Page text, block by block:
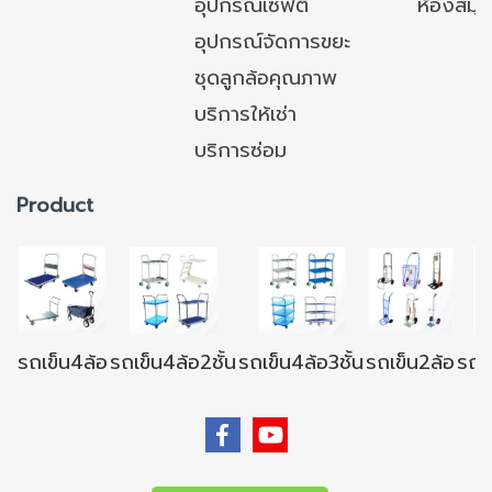
อุปกรณ์จัดการขยะ
ชุดลูกล้อคุณภาพ
บริการให้เช่า
บริการซ่อม
Product
รถเข็น4ล้อรถเข็น4ล้อ2ชั้นรถเข็น4ล้อ3ชั้นรถเข็น2ล้อรถ